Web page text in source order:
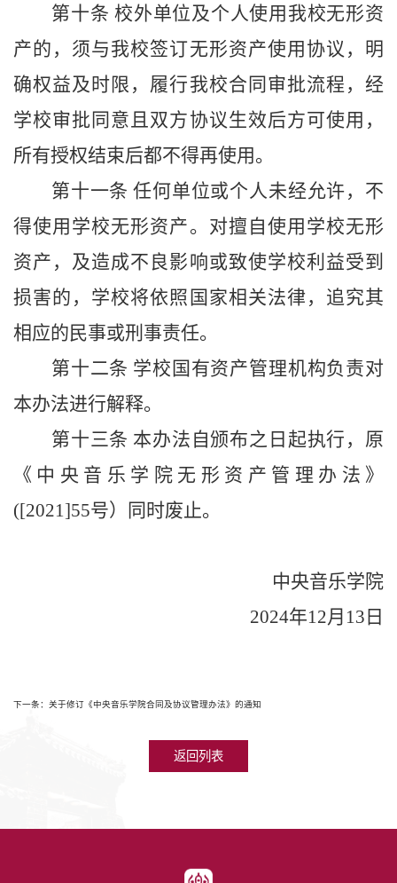
第十条 校外单位及个人使用我校无形资
产的，须与我校签订无形资产使用协议，明
确权益及时限，履行我校合同审批流程，经
学校审批同意且双方协议生效后方可使用，
所有授权结束后都不得再使用。
第十一条 任何单位或个人未经允许，不
得使用学校无形资产。对擅自使用学校无形
资产，及造成不良影响或致使学校利益受到
损害的，学校将依照国家相关法律，追究其
相应的民事或刑事责任。
第十二条 学校国有资产管理机构负责对
本办法进行解释。
第十三条 本办法自颁布之日起执行，原
《中央音乐学院无形资产管理办法》
([2021]55号）同时废止。
中央音乐学院
2024年12月13日
下一条：关于修订《中央音乐学院合同及协议管理办法》的通知
返回列表